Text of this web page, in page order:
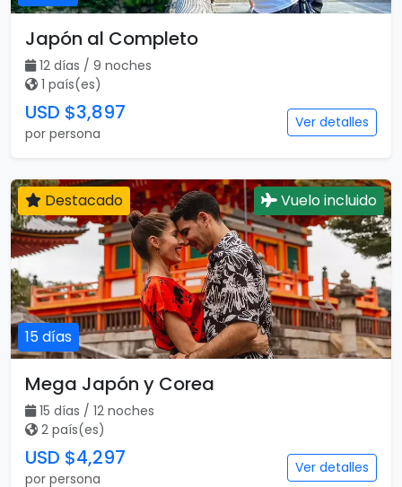
Japón al Completo
12 días / 9 noches
1 país(es)
USD $3,897
por persona
Ver detalles
15 días
Destacado Vuelo incluido
Mega Japón y Corea
15 días / 12 noches
2 país(es)
USD $4,297
por persona
Ver detalles